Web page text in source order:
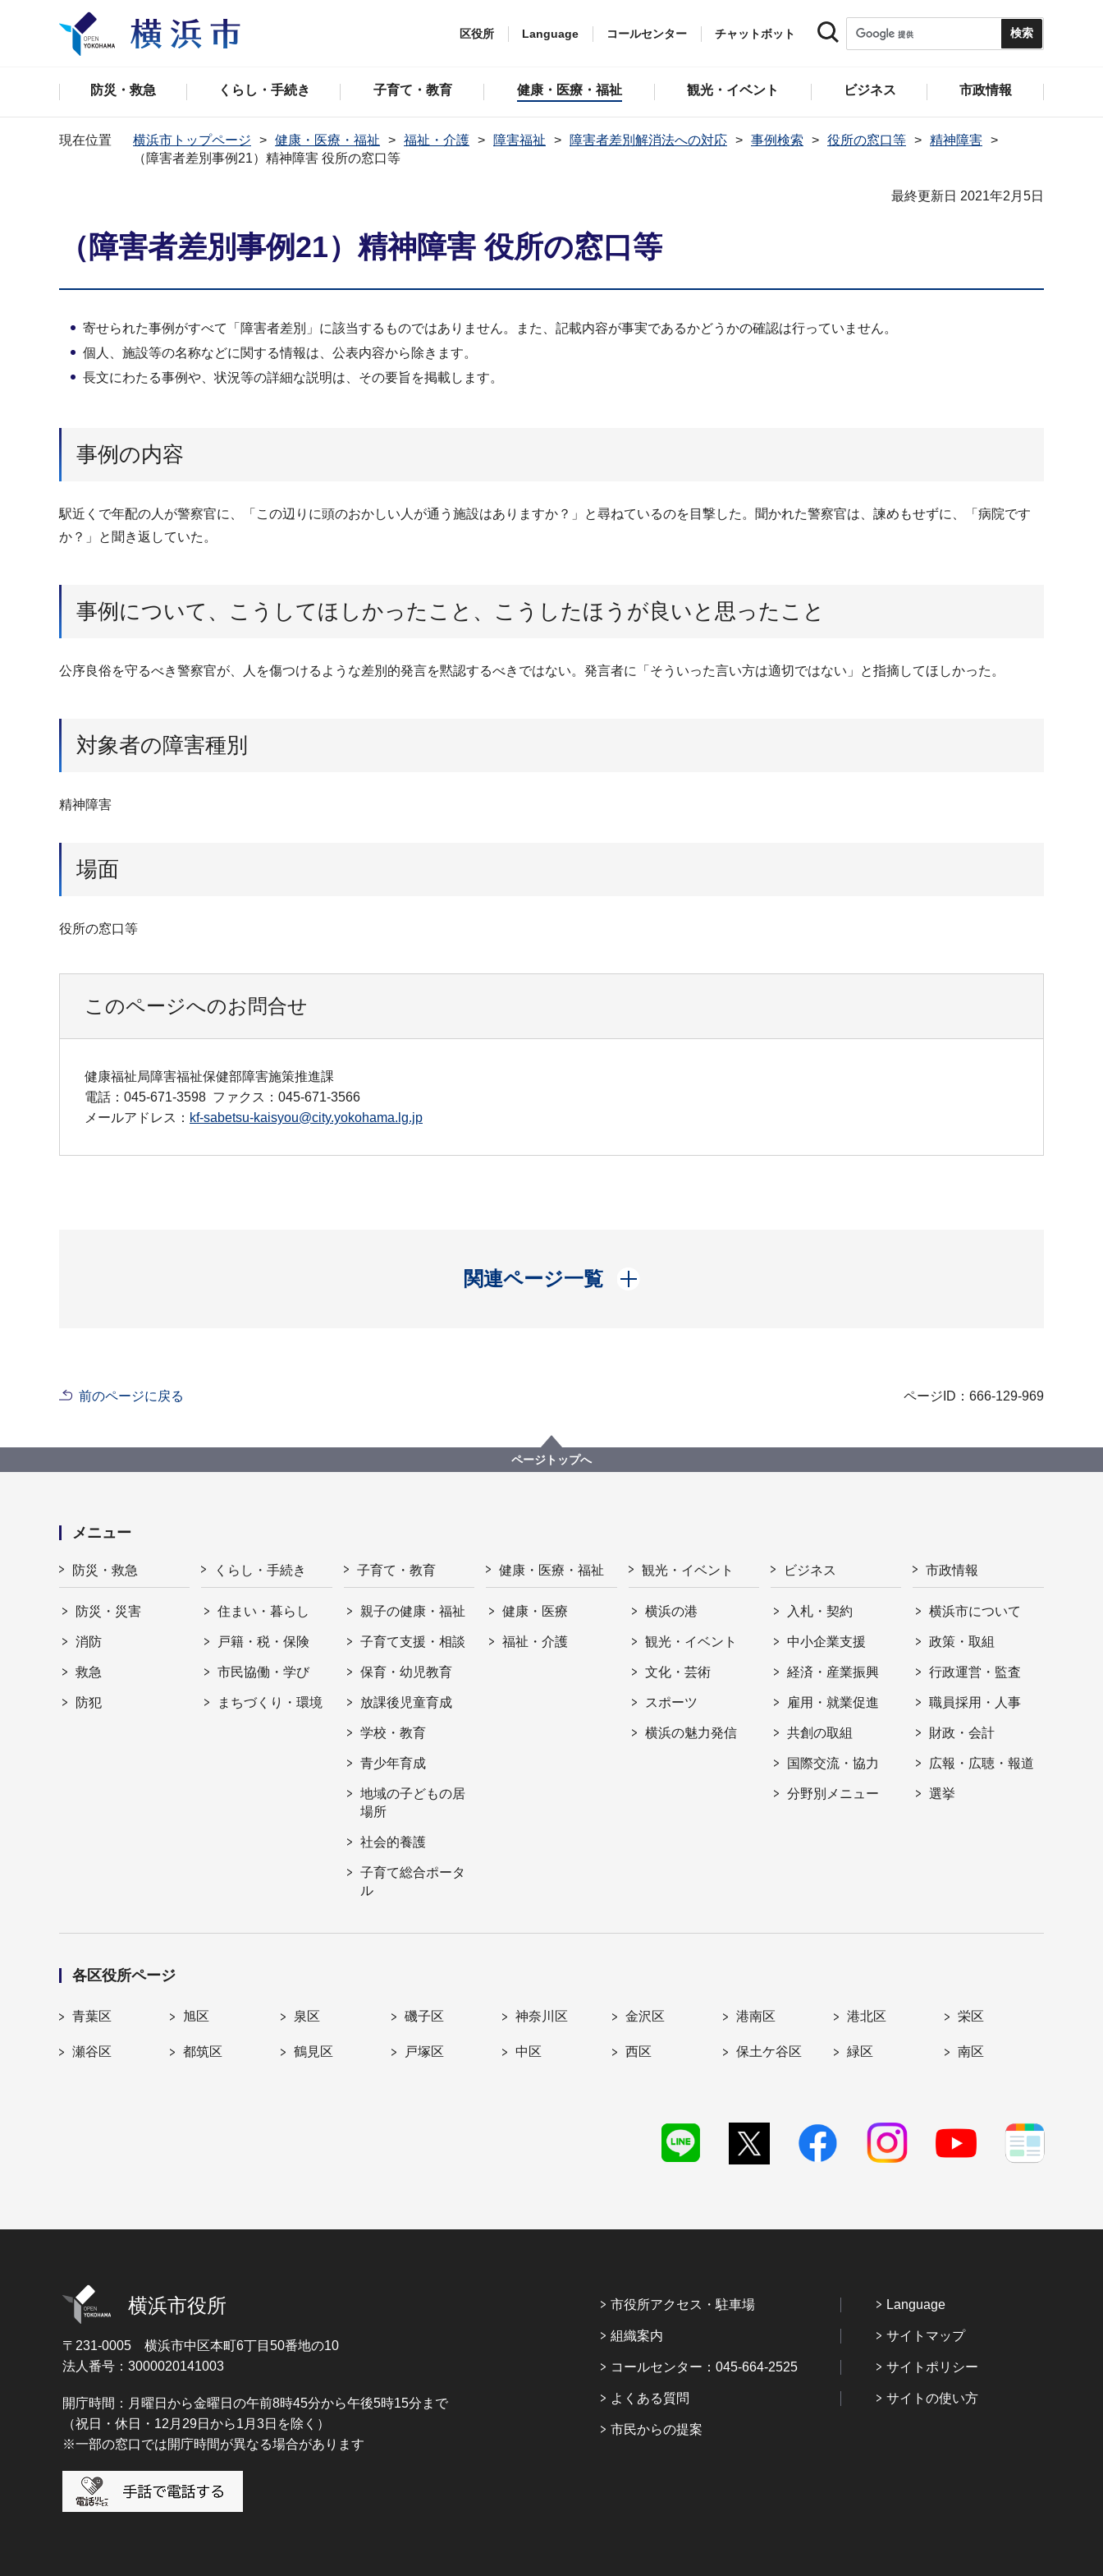
区役所 Language コールセンター チャットボット
防災・救急 くらし・手続き 子育て・教育 健康・医療・福祉 観光・イベント ビジネス 市政情報
現在位置 横浜市トップページ 健康・医療・福祉 福祉・介護 障害福祉 障害者差別解消法への対応 事例検索 役所の窓口等
精神障害
（障害者差別事例21）精神障害 役所の窓口等
最終更新日 2021年2月5日
（障害者差別事例21）精神障害 役所の窓口等
寄せられた事例がすべて「障害者差別」に該当するものではありません。また、記載内容が事実であるかどうかの確認は行っていません。
個人、施設等の名称などに関する情報は、公表内容から除きます。
長文にわたる事例や、状況等の詳細な説明は、その要旨を掲載します。
事例の内容
駅近くで年配の人が警察官に、「この辺りに頭のおかしい人が通う施設はありますか？」と尋ねているのを目撃した。聞かれた警察官は、諫めもせずに、「病院です
か？」と聞き返していた。
事例について、こうしてほしかったこと、こうしたほうが良いと思ったこと
公序良俗を守るべき警察官が、人を傷つけるような差別的発言を黙認するべきではない。発言者に「そういった言い方は適切ではない」と指摘してほしかった。
対象者の障害種別
精神障害
場面
役所の窓口等
このページへのお問合せ
健康福祉局障害福祉保健部障害施策推進課
電話：045-671-3598 ファクス：045-671-3566
メールアドレス： kf-sabetsu-kaisyou@city.yokohama.lg.jp
関連ページ一覧
開く
前のページに戻る ページID：666-129-969
ページトップへ
メニュー
防災・救急
防災・災害
消防
救急
防犯
くらし・手続き
住まい・暮らし
戸籍・税・保険
市民協働・学び
まちづくり・環境
子育て・教育
親子の健康・福祉
子育て支援・相談
保育・幼児教育
放課後児童育成
学校・教育
青少年育成
地域の子どもの居
場所
社会的養護
子育て総合ポータ
ル
健康・医療・福祉
健康・医療
福祉・介護
観光・イベント
横浜の港
観光・イベント
文化・芸術
スポーツ
横浜の魅力発信
ビジネス
入札・契約
中小企業支援
経済・産業振興
雇用・就業促進
共創の取組
国際交流・協力
分野別メニュー
市政情報
横浜市について
政策・取組
行政運営・監査
職員採用・人事
財政・会計
広報・広聴・報道
選挙
各区役所ページ
青葉区 旭区 泉区 磯子区 神奈川区 金沢区 港南区 港北区 栄区
瀬谷区 都筑区 鶴見区 戸塚区 中区 西区 保土ケ谷区 緑区 南区
横浜市役所
〒231-0005 横浜市中区本町6丁目50番地の10
法人番号：3000020141003
開庁時間：月曜日から金曜日の午前8時45分から午後5時15分まで
（祝日・休日・12月29日から1月3日を除く）
※一部の窓口では開庁時間が異なる場合があります
市役所アクセス・駐車場
組織案内
コールセンター：045-664-2525
よくある質問
市民からの提案
Language
サイトマップ
サイトポリシー
サイトの使い方